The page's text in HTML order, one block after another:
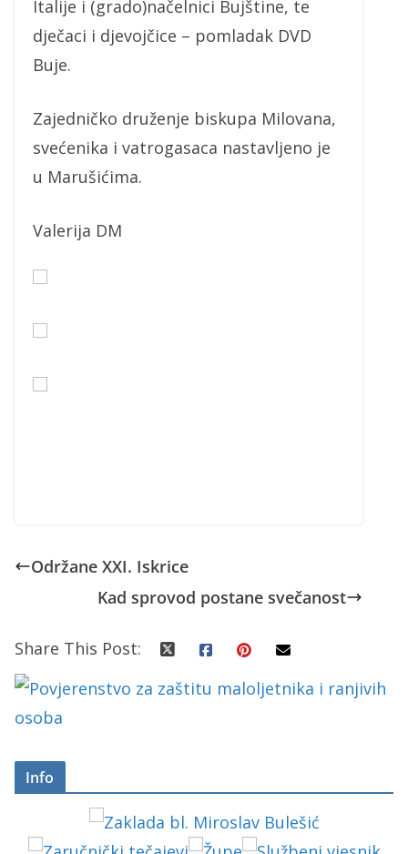
Italije i (grado)načelnici Bujštine, te
dječaci i djevojčice – pomladak DVD
Buje.
Zajedničko druženje biskupa Milovana,
svećenika i vatrogasaca nastavljeno je
u Marušićima.
Valerija DM
Održane XXI. Iskrice
Kad sprovod postane svečanost
Share This Post:
Info